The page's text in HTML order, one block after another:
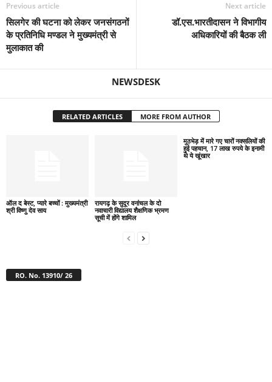
Previous article
सिलगेर की घटना को लेकर जनसंगठनों
के प्रतिनिधि मण्डल ने मुख्यमंत्री से
मुलाकात की
Next article
डॉ.एस.भारतीदासन ने विभागीय
अधिकारियों की बैठक ली
NEWSDESK
RELATED ARTICLES MORE FROM AUTHOR
ऑल द बेस्ट, प्यारे बच्चों : मुख्यमंत्री
श्री विष्णु देव साय
रायगढ़ के सुदूर वनांचल के दो
नवाचारी विद्यालय शैक्षणिक भ्रमण
सूची में होंगे शामिल
मुठभेड़ में मारे गए चारों नक्सलियों की
हुई पहचान, 17 लाख रुपये के इनामी
थे ये खूंखार
RO. No. 13910/ 26